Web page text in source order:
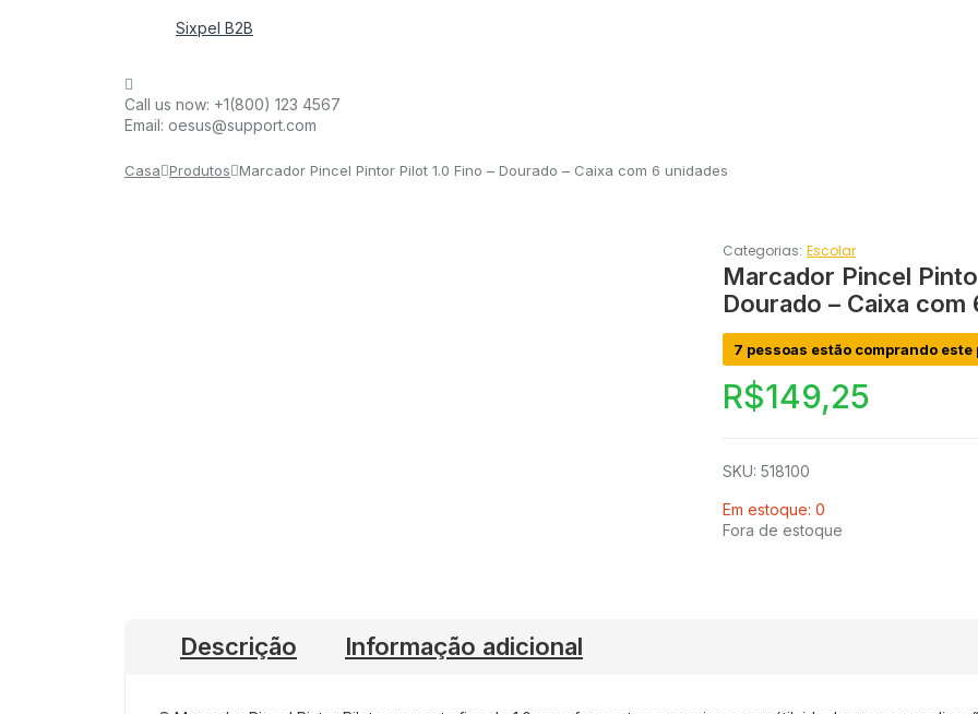
Sixpel B2B
Call us now: +1(800) 123 4567
Email: oesus@support.com
Casa Produtos Marcador Pincel Pintor Pilot 1.0 Fino – Dourado – Caixa com 6 unidades
Categorias: Escolar
Marcador Pincel
Dourado – Caixa com
7 pessoas estão comprando
R$149,25
SKU: 518100
Em estoque: 0
Fora de estoque
Descrição Informação adicional